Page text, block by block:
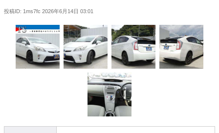
投稿ID: 1ms7fc 2026年6月14日 03:01